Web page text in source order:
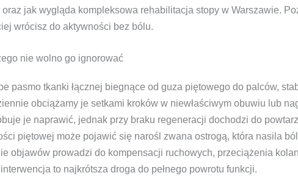
jak wygląda kompleksowa rehabilitacja stopy w Warszawie.
wrócisz do aktywności bez bólu.
nie wolno go ignorować
pasmo tkanki łącznej biegnące od guza piętowego do palców,
obciążamy je setkami kroków w niewłaściwym obuwiu lub
je naprawić, jednak przy braku regeneracji dochodzi do
piętowej może pojawić się narośl zwana ostrogą, która nasila
objawów prowadzi do kompensacji ruchowych, przeciążenia
to najkrótsza droga do pełnego powrotu funkcji.